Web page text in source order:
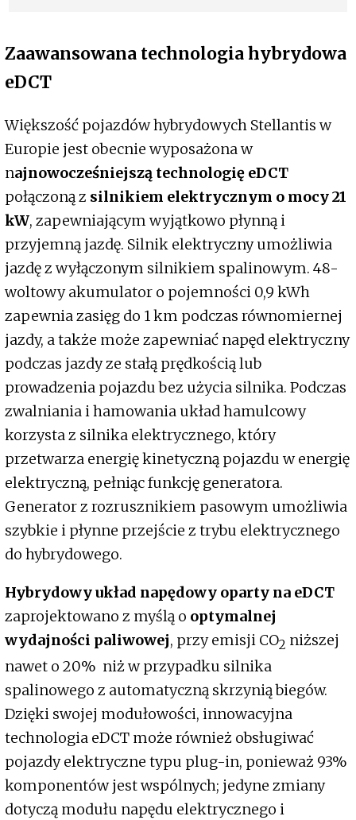
Zaawansowana technologia hybrydowa
eDCT
Większość pojazdów hybrydowych Stellantis w
Europie jest obecnie wyposażona w
najnowocześniejszą technologię eDCT
połączoną z silnikiem elektrycznym o mocy 21
kW, zapewniającym wyjątkowo płynną i
przyjemną jazdę. Silnik elektryczny umożliwia
jazdę z wyłączonym silnikiem spalinowym. 48-
woltowy akumulator o pojemności 0,9 kWh
zapewnia zasięg do 1 km podczas równomiernej
jazdy, a także może zapewniać napęd elektryczny
podczas jazdy ze stałą prędkością lub
prowadzenia pojazdu bez użycia silnika. Podczas
zwalniania i hamowania układ hamulcowy
korzysta z silnika elektrycznego, który
przetwarza energię kinetyczną pojazdu w energię
elektryczną, pełniąc funkcję generatora.
Generator z rozrusznikiem pasowym umożliwia
szybkie i płynne przejście z trybu elektrycznego
do hybrydowego.
Hybrydowy układ napędowy oparty na eDCT
zaprojektowano z myślą o optymalnej
wydajności paliwowej, przy emisji CO2 niższej
nawet o 20% niż w przypadku silnika
spalinowego z automatyczną skrzynią biegów.
Dzięki swojej modułowości, innowacyjna
technologia eDCT może również obsługiwać
pojazdy elektryczne typu plug-in, ponieważ 93%
komponentów jest wspólnych; jedyne zmiany
dotyczą modułu napędu elektrycznego i